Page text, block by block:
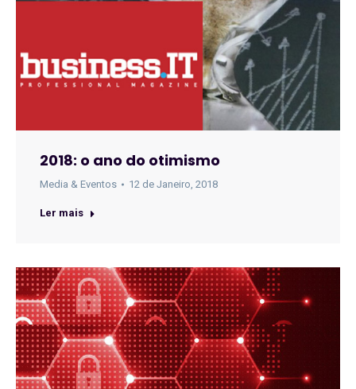
2018: o ano do otimismo
Media & Eventos 12 de Janeiro, 2018
Ler mais